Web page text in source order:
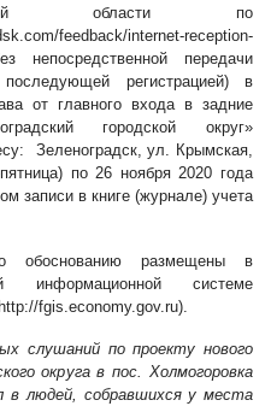
области по
feedback/internet-reception-
передачи
регистрацией) в
от главного входа в задние
городской округ»
Зеленоградск, ул. Крымская,
по 26 ноября 2020 года
записи в книге (журнале) учета
обоснованию размещены в
информационной системе
fgis.economy.gov.ru).
слушаний по проекту нового
округа в пос. Холмогоровка
в людей, собравшихся у места